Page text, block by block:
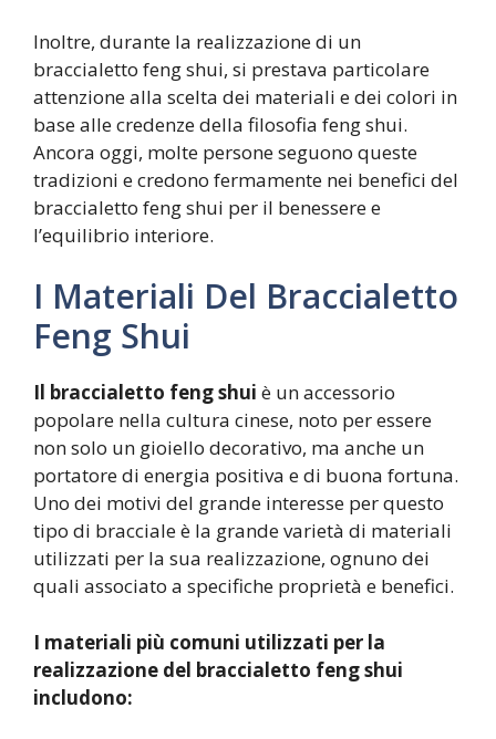
Inoltre, durante la realizzazione di un
braccialetto feng shui, si prestava particolare
attenzione alla scelta dei materiali e dei colori in
base alle credenze della filosofia feng shui.
Ancora oggi, molte persone seguono queste
tradizioni e credono fermamente nei benefici del
braccialetto feng shui per il benessere e
l’equilibrio interiore.
I Materiali Del Braccialetto
Feng Shui
Il braccialetto feng shui è un accessorio
popolare nella cultura cinese, noto per essere
non solo un gioiello decorativo, ma anche un
portatore di energia positiva e di buona fortuna.
Uno dei motivi del grande interesse per questo
tipo di bracciale è la grande varietà di materiali
utilizzati per la sua realizzazione, ognuno dei
quali associato a specifiche proprietà e benefici.
I materiali più comuni utilizzati per la
realizzazione del braccialetto feng shui
includono: